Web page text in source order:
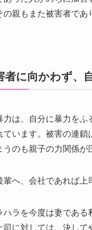
親もまた被害者で
者に向かわず、
力は、自分に暴力を
ています。被害の連
のも親子の力関係が
へ、会社であれば上
ラを今度は妻であ
に対しては、決して